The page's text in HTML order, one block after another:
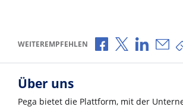
WEITEREMPFEHLEN Über Facebook
Über X teilen
Über
Über uns
Pega bietet die Plattform, mit der